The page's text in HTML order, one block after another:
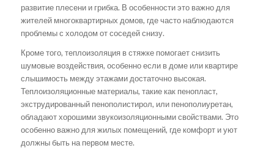
развитие плесени и грибка. В особенности это важно для
жителей многоквартирных домов, где часто наблюдаются
проблемы с холодом от соседей снизу.
Кроме того, теплоизоляция в стяжке помогает снизить
шумовые воздействия, особенно если в доме или квартире
слышимость между этажами достаточно высокая.
Теплоизоляционные материалы, такие как пенопласт,
экструдированный пенополистирол, или пенополиуретан,
обладают хорошими звукоизоляционными свойствами. Это
особенно важно для жилых помещений, где комфорт и уют
должны быть на первом месте.